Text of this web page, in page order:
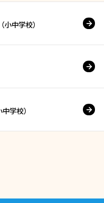
（小中学校）
中学校）